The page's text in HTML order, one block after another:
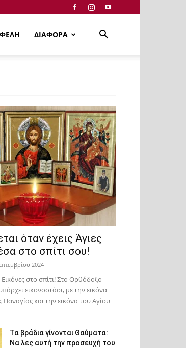
ΔΙΑΦΟΡΑ
όταν έχεις Άγιες
στο σπίτι σου!
2024
στο σπίτι! Στο Ορθόδοξο
εικονοστάσι, με την εικόνα
Παν­αγίας και την εικόνα του Αγίου
Τα βράδια γίνονται Θαύματα:
Να λες αυτή την προσευχή του